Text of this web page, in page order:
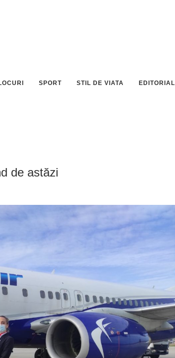
SPORT STIL DE VIATA EDITORIAL
de astăzi